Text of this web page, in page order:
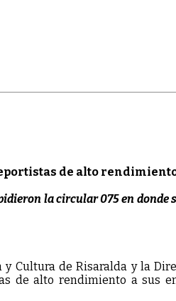
de alto
la circular 075 en
y Cultura de Risaralda y la
de alto rendimiento a sus